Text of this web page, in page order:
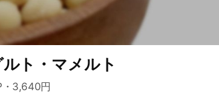
ト・マメルト
・3,640円